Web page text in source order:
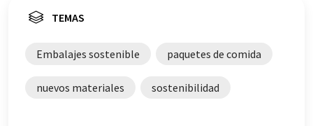
ofrece estas traducciones automáticas para presentar
este artículo ha sido traducido con traducción
automática, es posible que contenga errores de
Inglés se puede encontrar
aquí.
TEMAS
Embalajes sostenible paquetes de comida
nuevos materiales sostenibilidad